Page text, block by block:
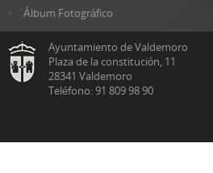
Álbum Fotográfico
Ayuntamiento de Valdemoro
Plaza de la constitución, 11
28341 Valdemoro
Teléfono: 91 809 98 90